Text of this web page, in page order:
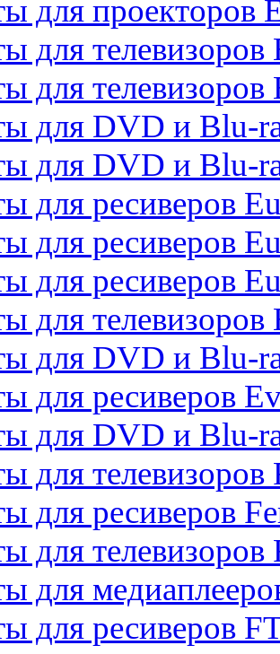
для проекторов
для телевизоров
для телевизоров
для DVD и Blu-
для DVD и Blu-
для ресиверов
для ресиверов
для ресиверов
для телевизоров
для DVD и Blu-
для ресиверов
для DVD и Blu-
для телевизоров
для ресиверов
для
для
для ресиверов